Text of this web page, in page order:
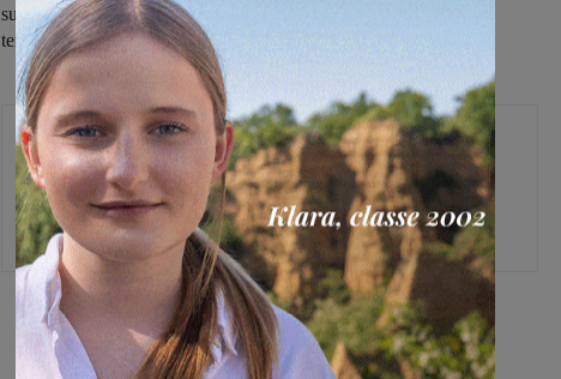
supporto a star-up che capitalizzino le competenze e le vocazioni
territoriali per costruire prodotti e servizi a valenza universale".
Monica Campani
Direttore
Share